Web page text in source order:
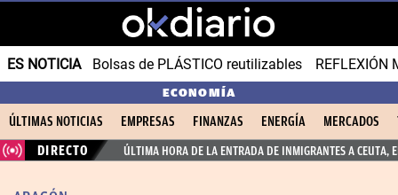
ES NOTICIA Bolsas de PLÁSTICO reutilizables REFLEXIÓN
ECONOMÍA
ÚLTIMAS NOTICIAS EMPRESAS FINANZAS ENERGÍA MERCADOS
DIRECTO
ÚLTIMA HORA DE LA ENTRADA DE INMIGRANTES A CEUTA,